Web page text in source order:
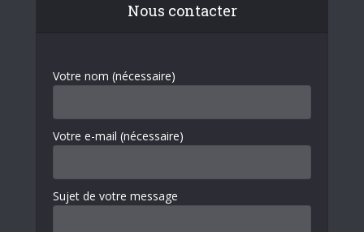
Nous contacter
Votre nom (nécessaire)
Votre e-mail (nécessaire)
Sujet de votre message